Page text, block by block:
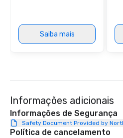
Saiba mais
Informações adicionais
Informações de Segurança
Safety Document Provided by
Política de cancelamento